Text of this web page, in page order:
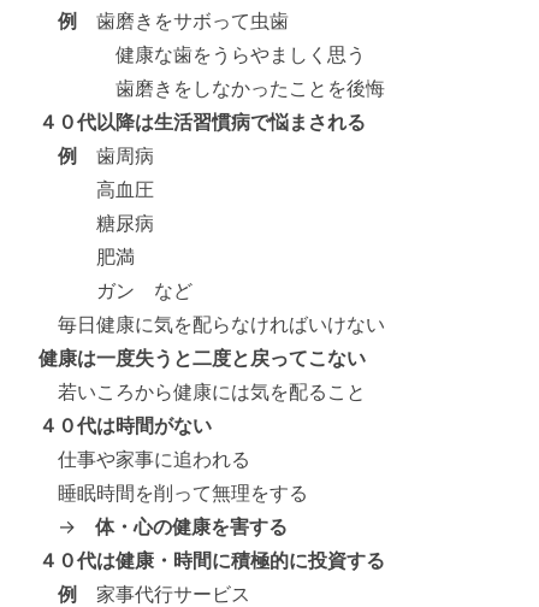
例 歯磨きをサボって虫歯
健康な歯をうらやましく思う
歯磨きをしなかったことを後悔
４０代以降は生活習慣病で悩まされる
例 歯周病
高血圧
糖尿病
肥満
ガン など
毎日健康に気を配らなければいけない
健康は一度失うと二度と戻ってこない
若いころから健康には気を配ること
４０代は時間がない
仕事や家事に追われる
睡眠時間を削って無理をする
→ 体・心の健康を害する
４０代は健康・時間に積極的に投資する
例 家事代行サービス